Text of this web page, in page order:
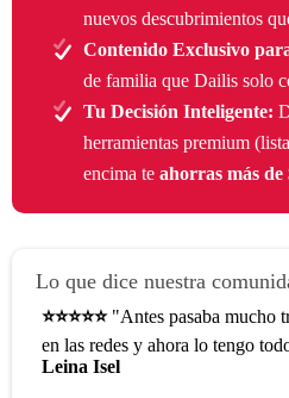
nuevos descubrimientos
Contenido Exclusivo
de familia que Dailis solo
Tu Decisión Inteligente:
herramientas premium
encima te ahorras más de
Lo que dice nuestra
⭐⭐⭐⭐⭐"Antes pasaba mucho
en las redes y ahora lo tengo
Leina Isel